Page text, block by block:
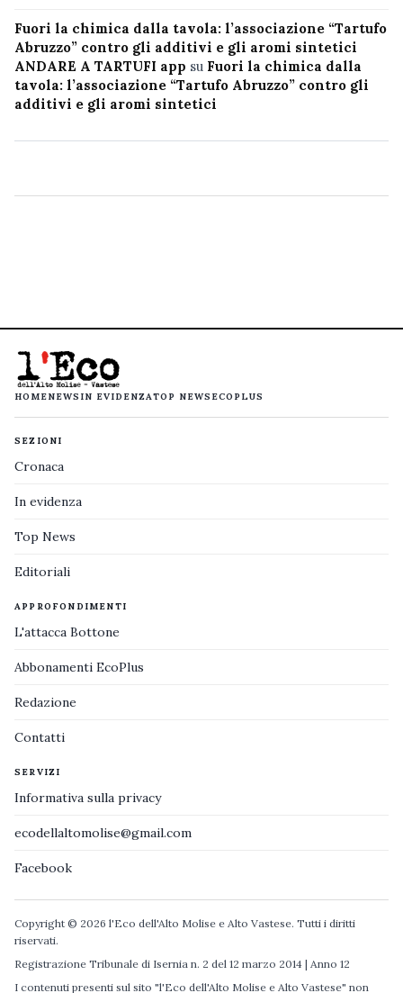
Fuori la chimica dalla tavola: l’associazione “Tartufo
Abruzzo” contro gli additivi e gli aromi sintetici
ANDARE A TARTUFI app su Fuori la chimica dalla
tavola: l’associazione “Tartufo Abruzzo” contro gli
additivi e gli aromi sintetici
HOMENEWS IN EVIDENZATOP NEWS ECOPLUS
SEZIONI
Cronaca
In evidenza
Top News
Editoriali
APPROFONDIMENTI
L'attacca Bottone
Abbonamenti EcoPlus
Redazione
Contatti
SERVIZI
Informativa sulla privacy
ecodellaltomolise@gmail.com
Facebook
Copyright © 2026 l'Eco dell'Alto Molise e Alto Vastese. Tutti i diritti
riservati.
Registrazione Tribunale di Isernia n. 2 del 12 marzo 2014 | Anno 12
I contenuti presenti sul sito "l'Eco dell'Alto Molise e Alto Vastese" non